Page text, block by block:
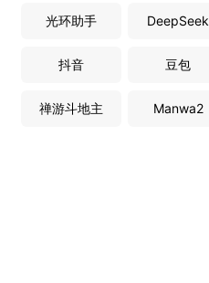
光环助手 DeepSeek
抖音 豆包
禅游斗地主 Manwa2